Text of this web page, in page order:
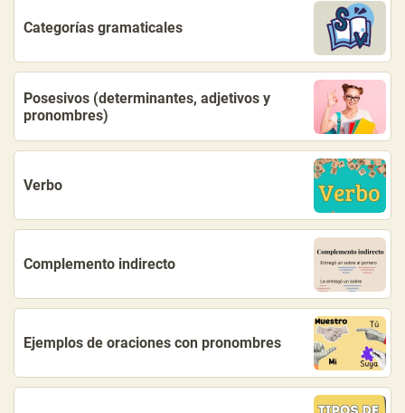
Categorías gramaticales
Posesivos (determinantes, adjetivos y
pronombres)
Verbo
Complemento indirecto
Ejemplos de oraciones con pronombres